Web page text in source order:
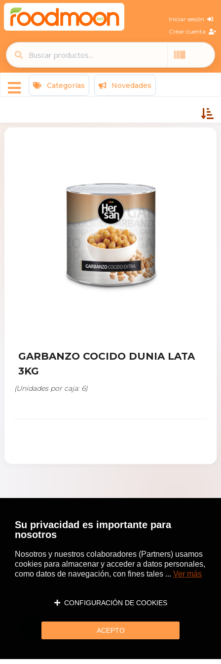
Iniciar sesión
Crear cuenta
Categorías Novedades
GARBANZO COCIDO DUNIA LATA
3KG
(Unidades por caja: 6)
Su privacidad es importante para
nosotros
Nosotros y nuestros colaboradores (Partners) usamos
cookies para almacenar y acceder a datos personales,
como datos de navegación, con fines tales ... Ver más
CONFIGURACIÓN DE COOKIES
ACEPTO